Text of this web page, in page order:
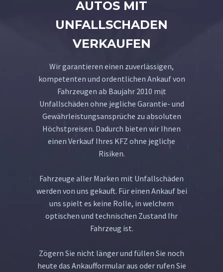
AUTOS MIT
UNFALLSCHADEN
VERKAUFEN
Wir garantieren einen zuverlässigen,
kompetenten und ordentlichen Ankauf von
Fahrzeugen ab Baujahr 2010 mit
Unfallschäden ohne jegliche Garantie- und
Gewährleistungsansprüche zu absoluten
Höchstpreisen. Dadurch bieten wir Ihnen
einen Verkauf Ihres KFZ ohne jegliche
Risiken.
Fahrzeuge aller Marken mit Unfallschäden
werden von uns gekauft. Für einen Ankauf bei
uns spielt es keine Rolle, in welchem
optischen und technischen Zustand Ihr
Fahrzeug ist.
Zögern Sie nicht länger und füllen Sie noch
heute das Ankaufformular aus oder rufen Sie